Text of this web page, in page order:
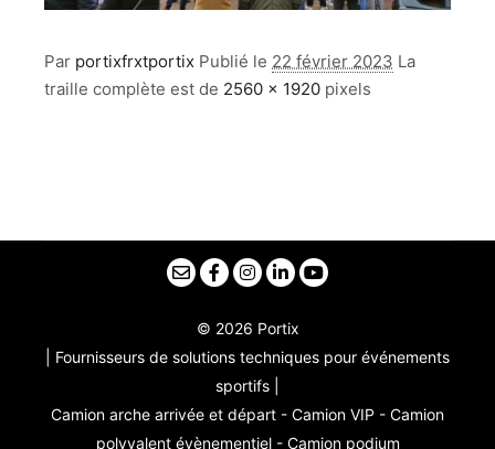
Par portixfrxtportix Publié le 22 février 2023 La
traille complète est de 2560 × 1920 pixels
© 2026 Portix
| Fournisseurs de solutions techniques pour événements
sportifs |
Camion arche arrivée et départ - Camion VIP - Camion
polyvalent évènementiel - Camion podium